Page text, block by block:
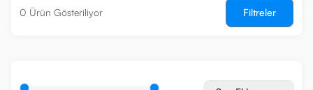
0 Ürün Gösteriliyor Filtreler